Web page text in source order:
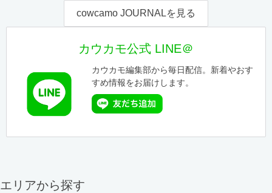
cowcamo JOURNALを見る
カウカモ公式 LINE＠
カウカモ編集部から毎日配信。新着やおす
すめ情報をお届けします。
エリアから探す